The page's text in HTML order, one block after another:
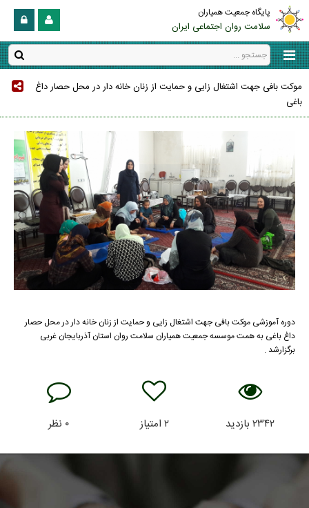
پایگاه جمعیت همیاران
سلامت روان اجتماعی ایران
موکت بافی جهت اشتغال زایی و حمایت از زنان خانه دار در محل حصار داغ
باغی
دوره آموزشی موکت بافی جهت اشتغال زایی و حمایت از زنان خانه دار در محل حصار
داغ باغی به همت موسسه جمعیت همیاران سلامت روان استان آذربایجان غربی
برگزارشد .
۲۳۴۲بازدید ۲ امتیاز ۰ نظر